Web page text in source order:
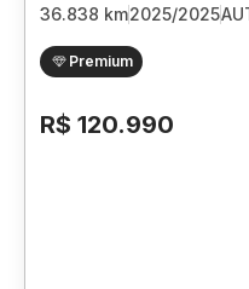
36.838 km2025/2025
Premium
R$ 120.990